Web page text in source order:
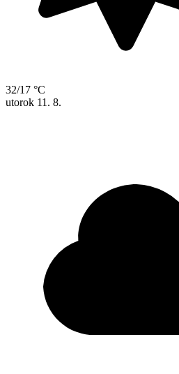
32/17 °C
utorok 11. 8.